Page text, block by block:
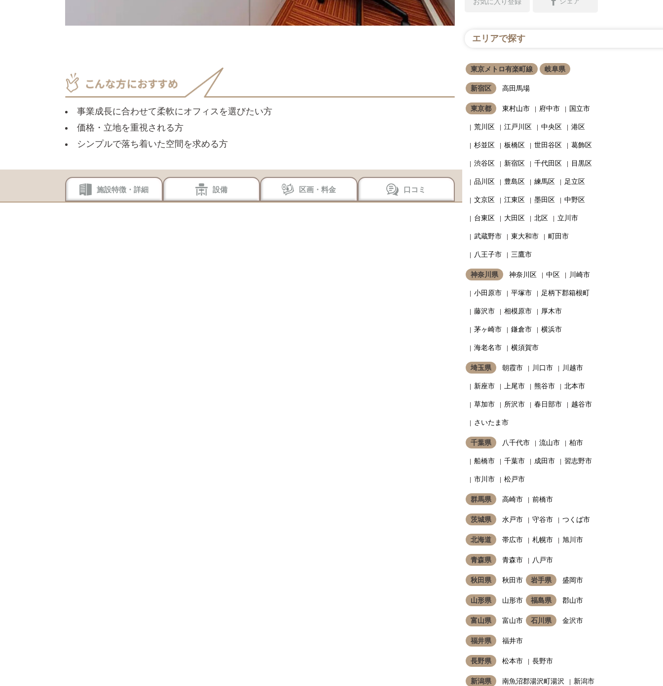
事業成長に合わせて柔軟にオフィスを選びたい方
価格・立地を重視される方
シンプルで落ち着いた空間を求める方
施設特徴・詳細 設備 区画・料金 口コミ
お気に入り登録
エリアで探す
東京メトロ有楽町線 岐阜県
新宿区 高田馬場
東京都 東村山市 府中市 国立市
荒川区 江戸川区 中央区 港区
杉並区 板橋区 世田谷区 葛飾区
渋谷区 新宿区 千代田区 目黒区
品川区 豊島区 練馬区 足立区
文京区 江東区 墨田区 中野区
台東区 大田区 北区 立川市
武蔵野市 東大和市 町田市
八王子市 三鷹市
神奈川県 神奈川区 中区 川崎市
小田原市 平塚市 足柄下郡箱根町
藤沢市 相模原市 厚木市
茅ヶ崎市 鎌倉市 横浜市
海老名市 横須賀市
埼玉県 朝霞市 川口市 川越市
新座市 上尾市 熊谷市 北本市
草加市 所沢市 春日部市 越谷市
さいたま市
千葉県 八千代市 流山市 柏市
船橋市 千葉市 成田市 習志野市
市川市 松戸市
群馬県 高崎市 前橋市
茨城県 水戸市 守谷市 つくば市
北海道 帯広市 札幌市 旭川市
青森県 青森市 八戸市
秋田県 秋田市 岩手県 盛岡市
山形県 山形市 福島県 郡山市
富山県 富山市 石川県 金沢市
福井県 福井市
長野県 松本市 長野市
新潟県 南魚沼郡湯沢町湯沢 新潟市